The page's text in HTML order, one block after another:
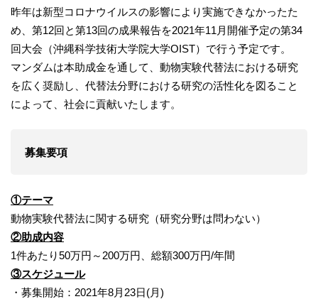
昨年は新型コロナウイルスの影響により実施できなかったた
め、第12回と第13回の成果報告を2021年11月開催予定の第34
回大会（沖縄科学技術大学院大学OIST）で行う予定です。
マンダムは本助成金を通して、動物実験代替法における研究
を広く奨励し、代替法分野における研究の活性化を図ること
によって、社会に貢献いたします。
募集要項
①テーマ
動物実験代替法に関する研究（研究分野は問わない）
②助成内容
1件あたり50万円～200万円、総額300万円/年間
③スケジュール
・募集開始：2021年8月23日(月)